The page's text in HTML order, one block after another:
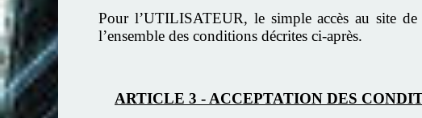
Pour l’UTILISATEUR, le simple accès au site
l’ensemble des conditions décrites ci-après.
ARTICLE 3 - ACCEPTATION DES